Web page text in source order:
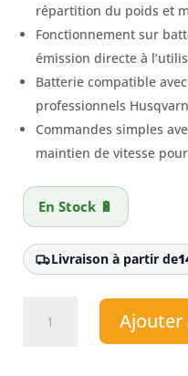
répartition du poids et
Fonctionnement sur
émission directe à
Batterie compatible
professionnels
Commandes simples
maintien de vitesse
En Stock 🔋
Livraison à partir de
Ajouter